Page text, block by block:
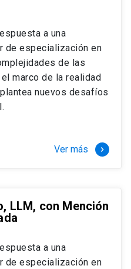
a una
de especialización en
de las
marco de la realidad
nuevos desafíos
Ver más keyboard_arrow_right
LLM, con Mención
a una
de especialización en